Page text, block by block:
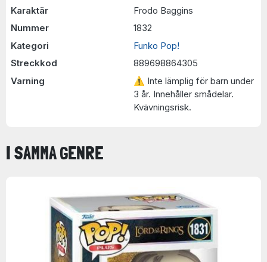
Karaktär
Frodo Baggins
Nummer
1832
Kategori
Funko Pop!
Streckkod
889698864305
Varning
⚠ Inte lämplig för barn under
3 år. Innehåller smådelar.
Kvävningsrisk.
I SAMMA GENRE